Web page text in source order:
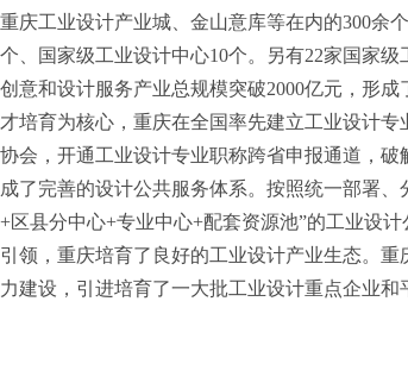
重庆工业设计产业城、金山意库等在内的300余
个、国家级工业设计中心10个。另有22家国家
创意和设计服务产业总规模突破2000亿元，形
才培育为核心，重庆在全国率先建立工业设计
协会，开通工业设计专业职称跨省申报通道，
成了完善的设计公共服务体系。按照统一部署
+区县分中心+专业中心+配套资源池”的工业设
引领，重庆培育了良好的工业设计产业生态。
力建设，引进培育了一大批工业设计重点企业和